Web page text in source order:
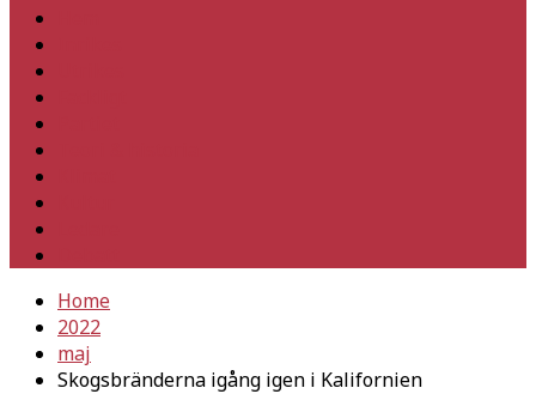
Home
2022
maj
Skogsbränderna igång igen i Kalifornien